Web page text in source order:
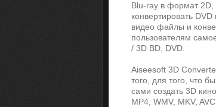
Blu-ray в формат
конвертировать
видео файлы и
пользователям
/ 3D BD, DVD.
Aiseesoft 3D
того, для того, что
сами создать 3D
MP4, WMV, MKV,